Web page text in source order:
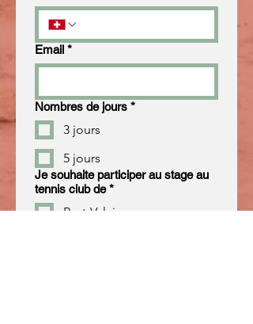
Email *
Nombres de jours *
3 jours
5 jours
Je souhaite participer au stage au
tennis club de *
Port-Valais